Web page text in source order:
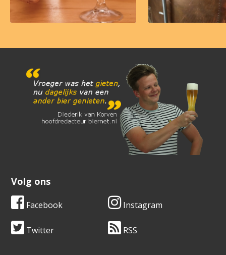
Volg ons
Facebook Instagram
Twitter RSS